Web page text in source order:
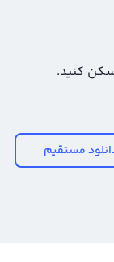
کنید.
مستقیم